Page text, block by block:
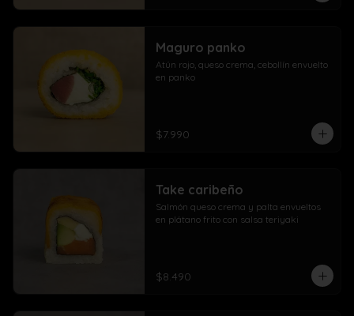
Maguro panko
Atún rojo, queso crema, cebollín envuelto
en panko
$7.990
Take caribeño
Salmón queso crema y palta envueltos
en plátano frito con salsa teriyaki
$8.490